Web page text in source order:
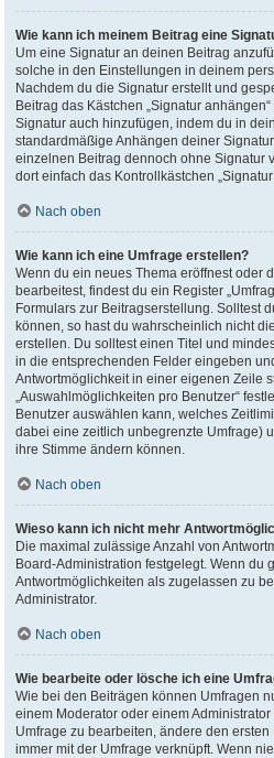
Wie kann ich meinem Beitrag eine
Um eine Signatur an deinen Beitrag
solche in den Einstellungen in deinem
Nachdem du die Signatur erstellt und
Beitrag das Kästchen „Signatur
Signatur auch hinzufügen, indem du in
standardmäßige Anhängen deiner
einzelnen Beitrag dennoch ohne Signatur
dort einfach das Kontrollkästchen
Nach oben
Wie kann ich eine Umfrage erstellen?
Wenn du ein neues Thema eröffnest oder
bearbeitest, findest du ein Register
Formulars zur Beitragserstellung. Solltest
können, so hast du wahrscheinlich nicht
erstellen. Du solltest einen Titel und
in die entsprechenden Felder eingeben
Antwortmöglichkeit in einer eigenen Zeile
„Auswahlmöglichkeiten pro Benutzer“
Benutzer auswählen kann, welches
dabei eine zeitlich unbegrenzte Umfrage)
ihre Stimme ändern können.
Nach oben
Wieso kann ich nicht mehr
Die maximal zulässige Anzahl von
Board-Administration festgelegt. Wenn du
Antwortmöglichkeiten als zugelassen zu
Administrator.
Nach oben
Wie bearbeite oder lösche ich eine
Wie bei den Beiträgen können Umfragen
einem Moderator oder einem
Umfrage zu bearbeiten, ändere den
immer mit der Umfrage verknüpft. Wenn